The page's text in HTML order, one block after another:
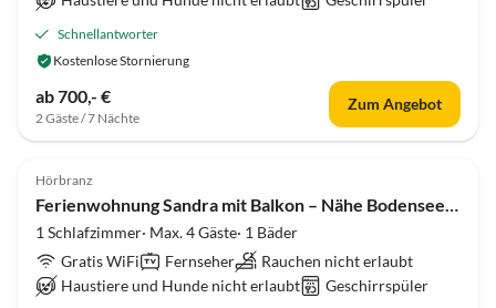
Schnellantworter
Kostenlose Stornierung
ab 700,- €
2 Gäste / 7 Nächte
Zum Angebot
Top-Inserat
5.0 (7)
Hörbranz
Ferienwohnung Sandra mit Balkon – Nähe Bodensee, Pfänder
1 Schlafzimmer· Max. 4 Gäste· 1 Bäder
Gratis WiFi
Fernseher
Rauchen nicht erlaubt
Haustiere und Hunde nicht erlaubt
Geschirrspüler